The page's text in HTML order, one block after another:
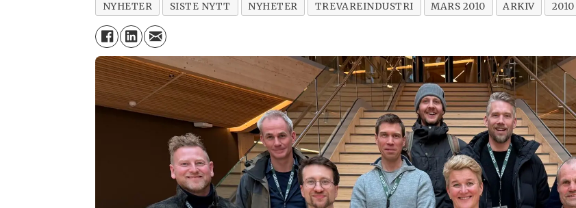
NYHETER SISTE NYTT NYHETER TREVAREINDUSTRI MARS 2010 ARKIV 2010